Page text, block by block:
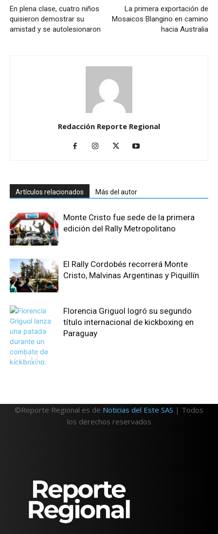
En plena clase, cuatro niños
quisieron demostrar su
amistad y se autolesionaron
La primera exportación de
Mosaicos Blangino en camino
hacia Australia
Redacción Reporte Regional
Artículos relacionados Más del autor
Monte Cristo fue sede de la primera
edición del Rally Metropolitano
El Rally Cordobés recorrerá Monte
Cristo, Malvinas Argentinas y Piquillín
Florencia Griguol logró su segundo
título internacional de kickboxing en
Paraguay
©Reporte Regional es de Noticias del Este SAS | Todos
los derechos reservados